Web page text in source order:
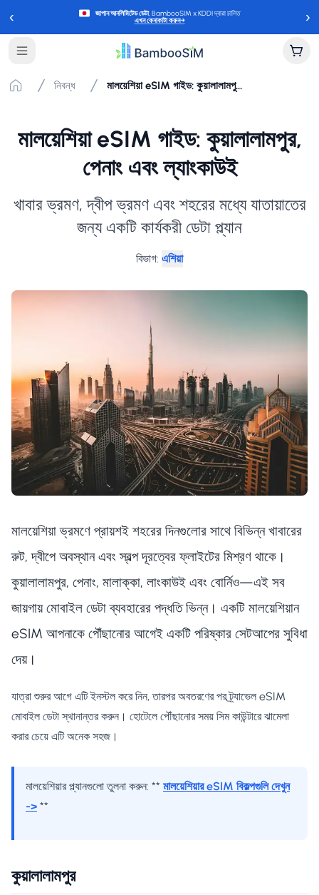
‹ জাপান আনলিমিটেড ডেটা, BambooSIM x KDDI দ্বারা চালিত
এখন কেনাকাটা করুন→ ›
নিবন্ধ মালয়েশিয়া eSIM গাইড: কুয়ালালামপুর, পেনাং এবং ল্যাংকাউই
মালয়েশিয়া eSIM গাইড: কুয়ালালামপুর,
পেনাং এবং ল্যাংকাউই
খাবার ভ্রমণ, দ্বীপ ভ্রমণ এবং শহরের মধ্যে যাতায়াতের
জন্য একটি কার্যকরী ডেটা প্ল্যান
বিভাগ: এশিয়া
মালয়েশিয়া ভ্রমণে প্রায়শই শহরের দিনগুলোর সাথে বিভিন্ন খাবারের
রুট, দ্বীপে অবস্থান এবং স্বল্প দূরত্বের ফ্লাইটের মিশ্রণ থাকে।
কুয়ালালামপুর, পেনাং, মালাক্কা, লাংকাউই এবং বোর্নিও—এই সব
জায়গায় মোবাইল ডেটা ব্যবহারের পদ্ধতি ভিন্ন। একটি মালয়েশিয়ান
eSIM আপনাকে পৌঁছানোর আগেই একটি পরিষ্কার সেটআপের সুবিধা
দেয়।
যাত্রা শুরুর আগে এটি ইনস্টল করে নিন, তারপর অবতরণের পর ট্র্যাভেল eSIM
মোবাইল ডেটা স্থানান্তর করুন। হোটেলে পৌঁছানোর সময় সিম কাউন্টারে ঝামেলা
করার চেয়ে এটি অনেক সহজ।
মালয়েশিয়ার প্ল্যানগুলো তুলনা করুন: ** মালয়েশিয়ার eSIM বিকল্পগুলি দেখুন
-> **
কুয়ালালামপুর